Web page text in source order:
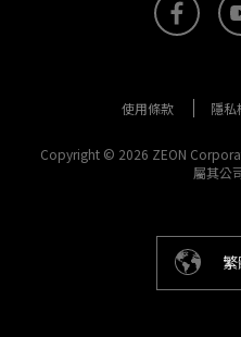
Right PDF
PDF文
使
SDK資源
官
使用條款 隱私
Copyright © 2026 ZEON
屬其公